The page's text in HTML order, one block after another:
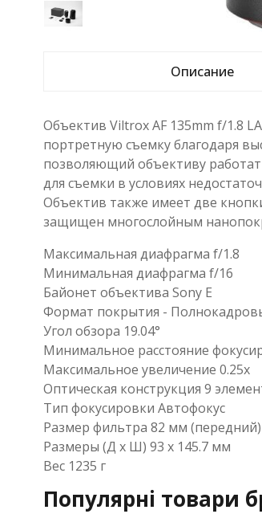
Описание
Объектив Viltrox AF 135mm f/1.8
портретную съемку благодаря
позволяющий объективу
для съемки в условиях
Объектив также имеет две
защищен многослойным
Максимальная диафрагма f/1.8
Минимальная диафрагма f/16
Байонет объектива Sony E
Формат покрытия -
Угол обзора 19.04°
Минимальное расстояние
Максимальное увеличение 0.25x
Оптическая конструкция 9
Тип фокусировки Автофокус
Размер фильтра 82 мм (передний)
Размеры (Д х Ш) 93 x 145.7 мм
Вес 1235 г
Популярні товари